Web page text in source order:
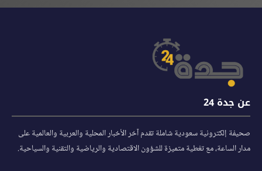
عن جدة 24
صحيفة إلكترونية سعودية شاملة تقدم آخر الأخبار المحلية والعربية والعالمية على
مدار الساعة، مع تغطية متميزة للشؤون الاقتصادية والرياضية والتقنية والسياحية.